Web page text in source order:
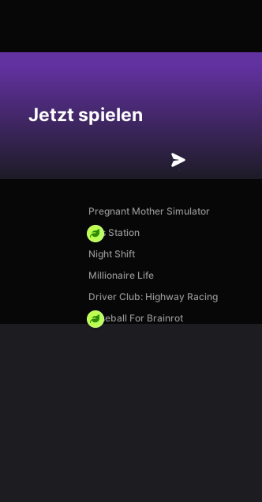
Jetzt spielen
Pregnant Mother Simulator
Gas Station
Night Shift
Millionaire Life
Driver Club: Highway Racing
Baseball For Brainrot